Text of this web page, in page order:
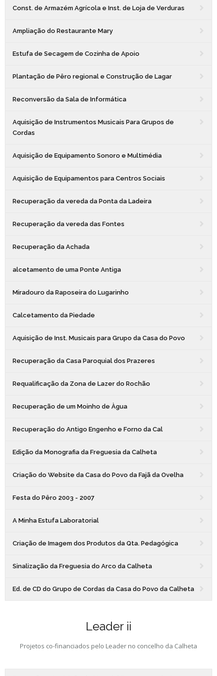
Const. de Armazém Agrícola e Inst. de Loja de Verduras
Ampliação do Restaurante Mary
Estufa de Secagem de Cozinha de Apoio
Plantação de Pêro regional e Construção de Lagar
Reconversão da Sala de Informática
Aquisição de Instrumentos Musicais Para Grupos de
Cordas
Aquisição de Equipamento Sonoro e Multimédia
Aquisição de Equipamentos para Centros Sociais
Recuperação da vereda da Ponta da Ladeira
Recuperação da vereda das Fontes
Recuperação da Achada
alcetamento de uma Ponte Antiga
Miradouro da Raposeira do Lugarinho
Calcetamento da Piedade
Aquisição de Inst. Musicais para Grupo da Casa do Povo
Recuperação da Casa Paroquial dos Prazeres
Requalificação da Zona de Lazer do Rochão
Recuperação de um Moinho de Àgua
Recuperação do Antigo Engenho e Forno da Cal
Edição da Monografia da Freguesia da Calheta
Criação do Website da Casa do Povo da Fajã da Ovelha
Festa do Pêro 2003 - 2007
A Minha Estufa Laboratorial
Criação de Imagem dos Produtos da Qta. Pedagógica
Sinalização da Freguesia do Arco da Calheta
Ed. de CD do Grupo de Cordas da Casa do Povo da Calheta
Leader ii
Projetos co-financiados pelo Leader no concelho da Calheta